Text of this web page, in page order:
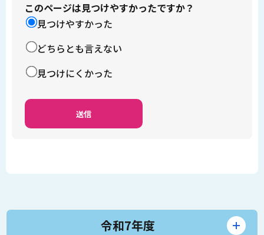
このページは見つけやすかったですか？
見つけやすかった
どちらとも言えない
見つけにくかった
令和7年度